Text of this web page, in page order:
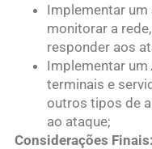
Implementar um
monitorar a
responder aos
Implementar um
terminais e
outros tipos de
ao ataque;
Considerações Finais: